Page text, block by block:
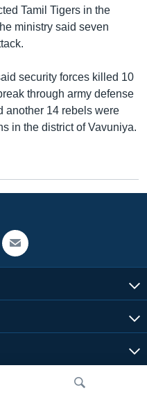
Tamil Tigers in the
ministry said seven
security forces killed 10
through army defense
another 14 rebels were
in the district of Vavuniya.